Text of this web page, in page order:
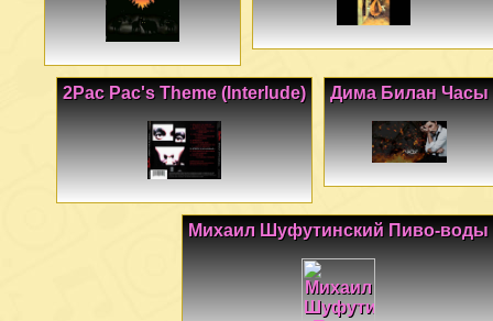
Дима Билан Часы
2Pac Pac's Theme (Interlude)
Михаил Шуфутинский Пиво-воды